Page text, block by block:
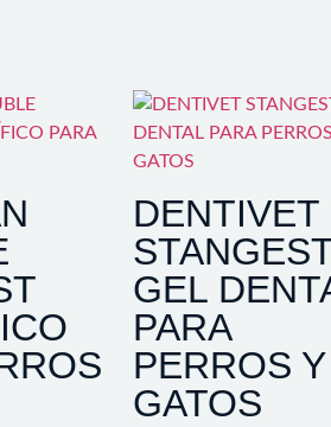
DENTIVET
GEL
PARA
PERROS Y
GATOS